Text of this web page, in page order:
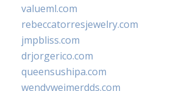
valueml.com
rebeccatorresjewelry.com
jmpbliss.com
drjorgerico.com
queensushipa.com
wendyweimerdds.com